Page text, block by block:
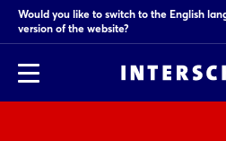
Would you like to switch to the English
version of the website?